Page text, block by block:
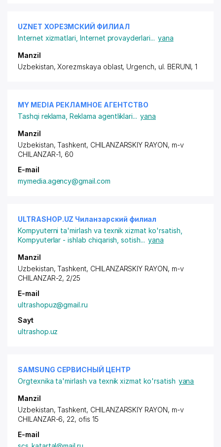
UZNET ХОРЕЗМСКИЙ ФИЛИАЛ
Internet xizmatlari Internet provayderlari... yana
Manzil
Uzbekistan, Xorezmskaya oblast, Urgench, ul. BERUNI, 1
MY MEDIA РЕКЛАМНОЕ АГЕНТСТВО
Tashqi reklama ,Reklama agentliklari... yana
Manzil
Uzbekistan, Tashkent, CHILANZARSKIY RAYON, m-v
CHILANZAR-1, 60
E-mail
mymedia.agency@gmail.com
ULTRASHOP.UZ Чиланзарский филиал
Kompyuterni ta'mirlash va texnik xizmat ko'rsatish
Kompyuterlar - ishlab chiqarish, sotish... yana
Manzil
Uzbekistan, Tashkent, CHILANZARSKIY RAYON, m-v
CHILANZAR-2, 2/25
E-mail
ultrashopuz@gmail.ru
Sayt
ultrashop.uz
SAMSUNG СЕРВИСНЫЙ ЦЕНТР
Orgtexnika ta'mirlash va texnik xizmat ko'rsatish yana
Manzil
Uzbekistan, Tashkent, CHILANZARSKIY RAYON, m-v
CHILANZAR-6, 22, ofis 15
E-mail